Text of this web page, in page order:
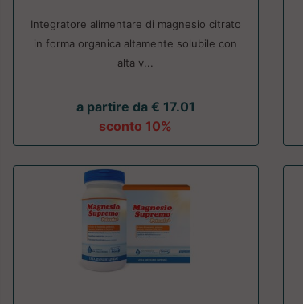
Integratore alimentare di magnesio citrato
in forma organica altamente solubile con
alta v...
a partire da € 17.01
sconto 10%